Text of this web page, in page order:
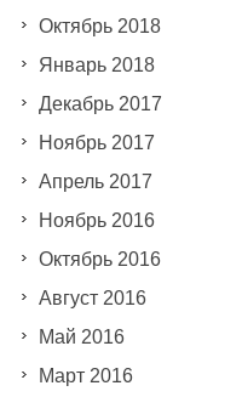
Октябрь 2018
Январь 2018
Декабрь 2017
Ноябрь 2017
Апрель 2017
Ноябрь 2016
Октябрь 2016
Август 2016
Май 2016
Март 2016